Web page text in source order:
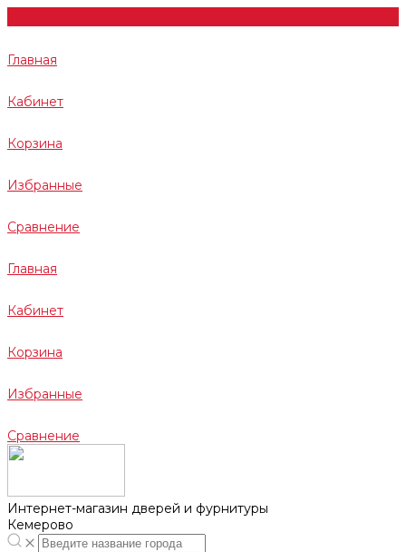
Главная
Кабинет
Корзина
Избранные
Сравнение
Главная
Кабинет
Корзина
Избранные
Сравнение
Интернет-магазин дверей и фурнитуры
Кемерово